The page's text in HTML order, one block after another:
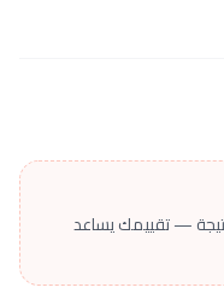
— تقييمك يساعد